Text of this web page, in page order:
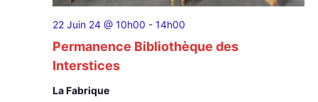
Permanence Bibliothèque des
Interstices
22 Juin 24 @ 10h00 - 14h00
La Fabrique